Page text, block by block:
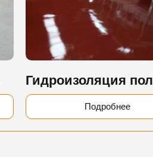
Гидроизоляция
Подробнее